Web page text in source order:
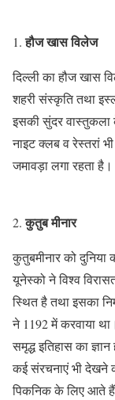
हौज खास विलेज
दिल्ली का हौज खास
शहरी संस्कृति तथा
इसकी सुंदर वास्तुकला
नाइट क्लब व रेस्तरां
जमावड़ा लगा रहता है।
कुतुब मीनार
कुतुबमीनार को
यूनेस्को ने विश्व
स्थित है तथा इसका
ने 1192 में करवाया
समृद्ध इतिहास का
कई संरचनाएं भी देखने
पिकनिक के लिए आते